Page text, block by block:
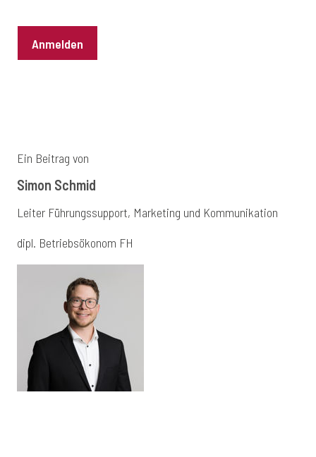
Anmelden
Ein Beitrag von
Simon Schmid
Leiter Führungssupport, Marketing und Kommunikation
dipl. Betriebsökonom FH